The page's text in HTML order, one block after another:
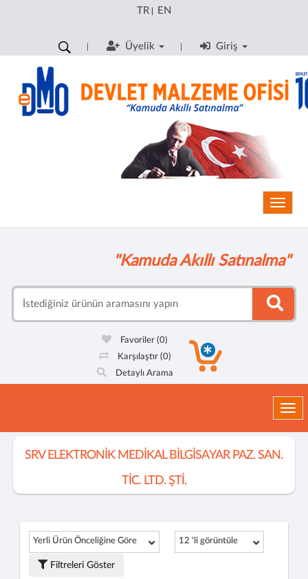
TR| EN
Üyelik Giriş
"Kamuda Akıllı Satınalma"
Favoriler(0)
Karşılaştır (0)
Detaylı Arama
SRV ELEKTRONİK MEDİKAL BİLGİSAYAR PAZ. SAN.
TİC. LTD. ŞTİ.
Yerli Ürün Önceliğine Göre 12 'li görüntüle
Filtreleri Göster